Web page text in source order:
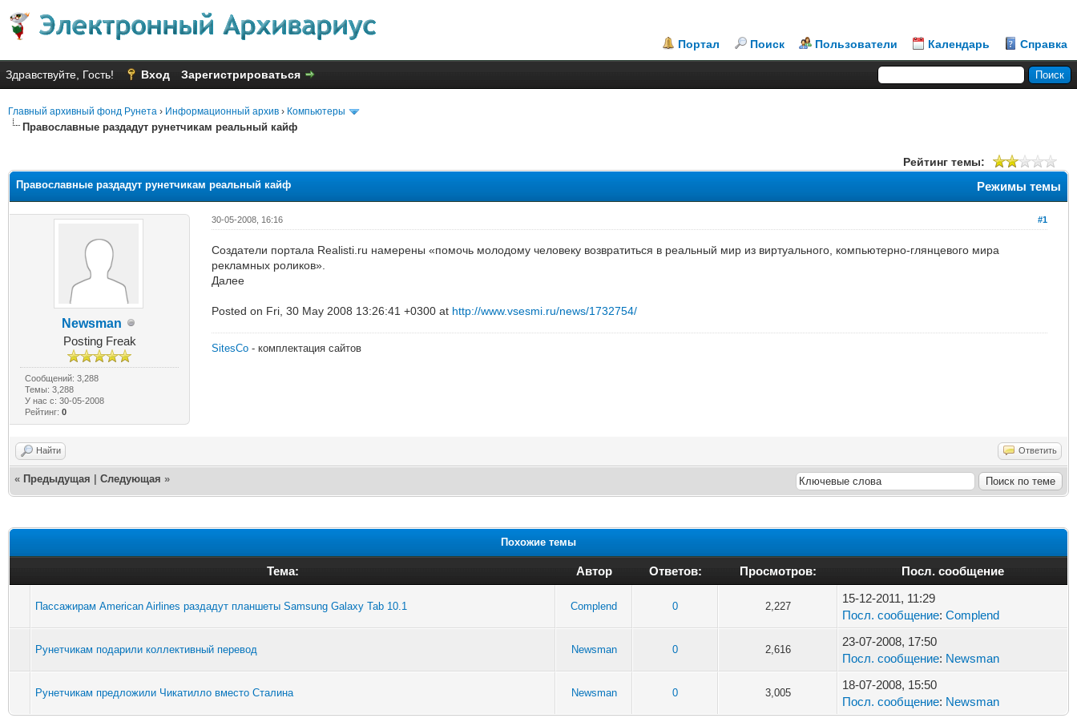
Портал Поиск Пользователи Календарь Справка
Здравствуйте, Гость! Вход Зарегистрироваться
Главный архивный фонд Рунета › Информационный архив › Компьютеры
Православные раздадут рунетчикам реальный кайф
Рейтинг темы:
Режимы темы
Православные раздадут рунетчикам реальный кайф
Newsman
Posting Freak
Сообщений: 3,288
Темы: 3,288
У нас с: 30-05-2008
Рейтинг:0
#1
30-05-2008, 16:16
Создатели портала Realisti.ru намерены «помочь молодому человеку возвратиться в реальный мир из виртуального, компьютерно-глянцевого мира
рекламных роликов».
Далее
Posted on Fri, 30 May 2008 13:26:41 +0300 at http://www.vsesmi.ru/news/1732754/
SitesCo- комплектация сайтов
Найти Ответить
« Предыдущая Следующая »
Похожие темы
Тема: Автор Ответов: Просмотров: Посл. сообщение
Пассажирам American Airlines раздадут планшеты Samsung Galaxy Tab 10.1 Complend 0 2,227
15-12-2011, 11:29
Посл. сообщение: Complend
Рунетчикам подарили коллективный перевод Newsman 0 2,616
23-07-2008, 17:50
Посл. сообщение: Newsman
Рунетчикам предложили Чикатилло вместо Сталина Newsman 0 3,005
18-07-2008, 15:50
Посл. сообщение: Newsman